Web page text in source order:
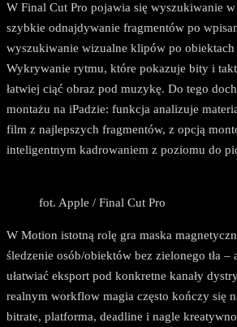
W Final Cut Pro pojawia się wyszukiwanie
szybkie odnajdywanie fragmentów po
wyszukiwanie wizualne klipów po obiektach
Wykrywanie rytmu, które pokazuje bity i
łatwiej ciąć obraz pod muzykę. Do tego
montażu na iPadzie: funkcja analizuje
film z najlepszych fragmentów, z opcją
inteligentnym kadrowaniem z poziomu do
fot. Apple / Final Cut Pro
W Motion istotną rolę gra maska
śledzenie osób/obiektów bez zielonego tła –
ułatwiać eksport pod konkretne kanały
realnym workflow magia często kończy się
bitrate, platforma, deadline i nagle